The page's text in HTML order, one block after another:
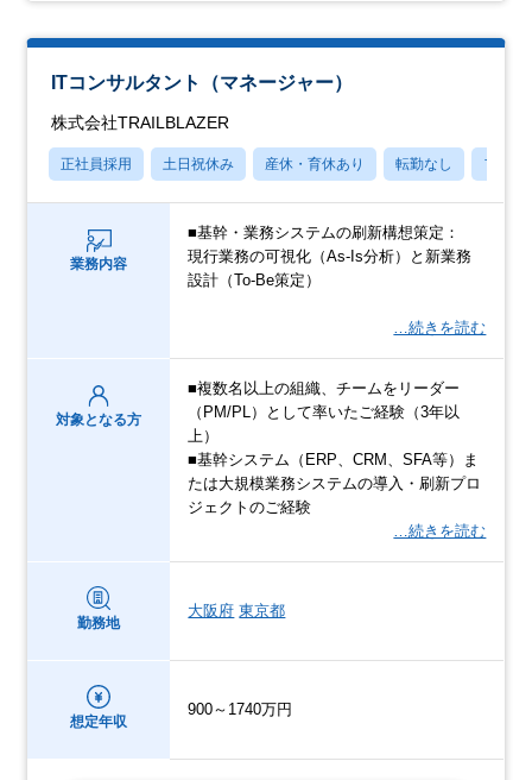
ITコンサルタント（マネージャー）
株式会社TRAILBLAZER
正社員採用 土日祝休み 産休・育休あり 転勤なし フレッ
業務内容
■基幹・業務システムの刷新構想策定：
現行業務の可視化（As-Is分析）と新業務
設計（To-Be策定）
…続きを読む
対象となる方
■複数名以上の組織、チームをリーダー
（PM/PL）として率いたご経験（3年以
上）
■基幹システム（ERP、CRM、SFA等）ま
たは大規模業務システムの導入・刷新プロ
ジェクトのご経験
…続きを読む
勤務地
大阪府 東京都
想定年収
900～1740万円